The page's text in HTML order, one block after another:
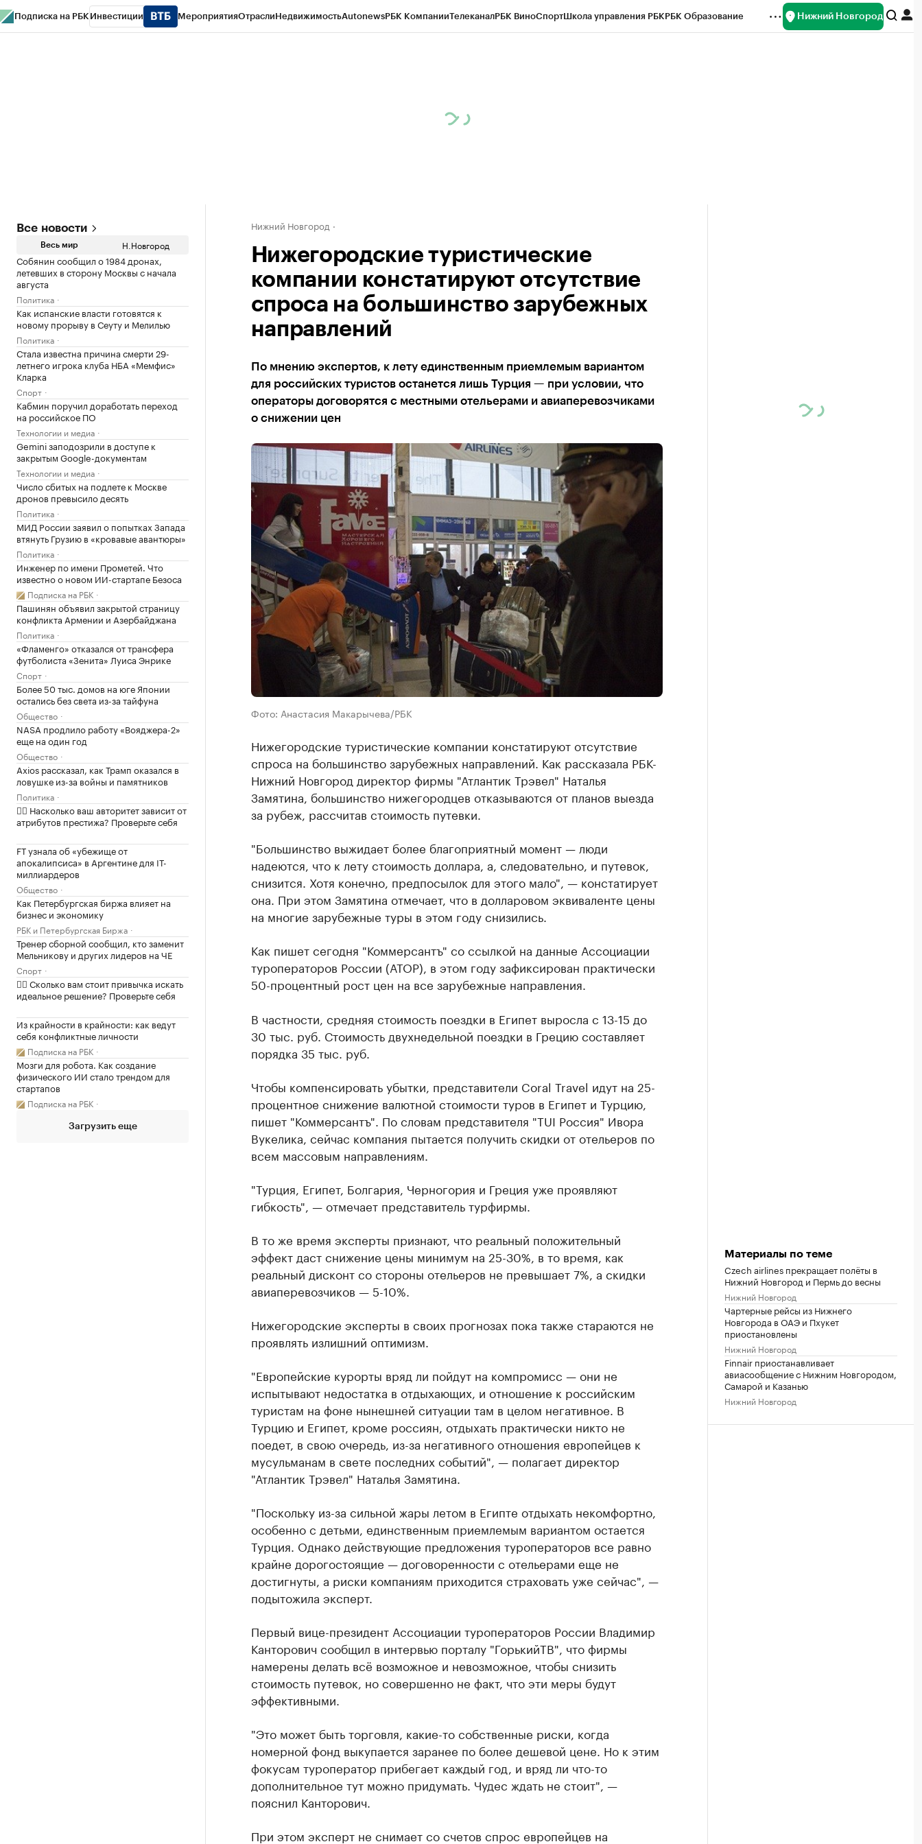
Подписка на РБК Инвестиции МероприятияОтраслиНедвижимостьAutonewsРБК КомпанииТелеканалРБК ВиноСпортШкола управления РБКРБК Образование Нижний Новгород
Все новости
Весь мир Н.Новгород
Собянин сообщил о 1984 дронах,
летевших в сторону Москвы с начала
августа
Политика
Как испанские власти готовятся к
новому прорыву в Сеуту и Мелилью
Политика
Стала известна причина смерти 29-
летнего игрока клуба НБА «Мемфис»
Кларка
Спорт
Кабмин поручил доработать переход
на российское ПО
Технологии и медиа
Gemini заподозрили в доступе к
закрытым Google-документам
Технологии и медиа
Число сбитых на подлете к Москве
дронов превысило десять
Политика
МИД России заявил о попытках Запада
втянуть Грузию в «кровавые авантюры»
Политика
Инженер по имени Прометей. Что
известно о новом ИИ-стартапе Безоса
Подписка на РБК
Пашинян объявил закрытой страницу
конфликта Армении и Азербайджана
Политика
«Фламенго» отказался от трансфера
футболиста «Зенита» Луиса Энрике
Спорт
Более 50 тыс. домов на юге Японии
остались без света из-за тайфуна
Общество
NASA продлило работу «Вояджера-2»
еще на один год
Общество
Axios рассказал, как Трамп оказался в
ловушке из-за войны и памятников
Политика
✍🏻 Насколько ваш авторитет зависит от
атрибутов престижа? Проверьте себя
FT узнала об «убежище от
апокалипсиса» в Аргентине для IT-
миллиардеров
Общество
Как Петербургская биржа влияет на
бизнес и экономику
РБК и Петербургская Биржа
Тренер сборной сообщил, кто заменит
Мельникову и других лидеров на ЧЕ
Спорт
✍🏻 Сколько вам стоит привычка искать
идеальное решение? Проверьте себя
Из крайности в крайности: как ведут
себя конфликтные личности
Подписка на РБК
Мозги для робота. Как создание
физического ИИ стало трендом для
стартапов
Подписка на РБК
Загрузить еще
Нижний Новгород
Нижегородские туристические
компании констатируют отсутствие
спроса на большинство зарубежных
направлений
По мнению экспертов, к лету единственным приемлемым вариантом
для российских туристов останется лишь Турция — при условии, что
операторы договорятся с местными отельерами и авиаперевозчиками
о снижении цен
Фото: Анастасия Макарычева/РБК
Нижегородские туристические компании констатируют отсутствие
спроса на большинство зарубежных направлений. Как рассказала РБК-
Нижний Новгород директор фирмы "Атлантик Трэвел" Наталья
Замятина, большинство нижегородцев отказываются от планов выезда
за рубеж, рассчитав стоимость путевки.
"Большинство выжидает более благоприятный момент — люди
надеются, что к лету стоимость доллара, а, следовательно, и путевок,
снизится. Хотя конечно, предпосылок для этого мало", — констатирует
она. При этом Замятина отмечает, что в долларовом эквиваленте цены
на многие зарубежные туры в этом году снизились.
Как пишет сегодня "Коммерсантъ" со ссылкой на данные Ассоциации
туроператоров России (АТОР), в этом году зафиксирован практически
50-процентный рост цен на все зарубежные направления.
В частности, средняя стоимость поездки в Египет выросла с 13-15 до
30 тыс. руб. Стоимость двухнедельной поездки в Грецию составляет
порядка 35 тыс. руб.
Чтобы компенсировать убытки, представители Coral Travel идут на 25-
процентное снижение валютной стоимости туров в Египет и Турцию,
пишет "Коммерсантъ". По словам представителя "TUI Россия" Ивора
Вукелика, сейчас компания пытается получить скидки от отельеров по
всем массовым направлениям.
"Турция, Египет, Болгария, Черногория и Греция уже проявляют
гибкость", — отмечает представитель турфирмы.
В то же время эксперты признают, что реальный положительный
эффект даст снижение цены минимум на 25-30%, в то время, как
реальный дисконт со стороны отельеров не превышает 7%, а скидки
авиаперевозчиков — 5-10%.
Нижегородские эксперты в своих прогнозах пока также стараются не
проявлять излишний оптимизм.
"Европейские курорты вряд ли пойдут на компромисс — они не
испытывают недостатка в отдыхающих, и отношение к российским
туристам на фоне нынешней ситуации там в целом негативное. В
Турцию и Египет, кроме россиян, отдыхать практически никто не
поедет, в свою очередь, из-за негативного отношения европейцев к
мусульманам в свете последних событий", — полагает директор
"Атлантик Трэвел" Наталья Замятина.
"Поскольку из-за сильной жары летом в Египте отдыхать некомфортно,
особенно с детьми, единственным приемлемым вариантом остается
Турция. Однако действующие предложения туроператоров все равно
крайне дорогостоящие — договоренности с отельерами еще не
достигнуты, а риски компаниям приходится страховать уже сейчас", —
подытожила эксперт.
Первый вице-президент Ассоциации туроператоров России Владимир
Канторович сообщил в интервью порталу "ГорькийТВ", что фирмы
намерены делать всё возможное и невозможное, чтобы снизить
стоимость путевок, но совершенно не факт, что эти меры будут
эффективными.
"Это может быть торговля, какие-то собственные риски, когда
номерной фонд выкупается заранее по более дешевой цене. Но к этим
фокусам туроператор прибегает каждый год, и вряд ли что-то
дополнительное тут можно придумать. Чудес ждать не стоит", —
пояснил Канторович.
При этом эксперт не снимает со счетов спрос европейцев на
Материалы по теме
Czech airlines прекращает полёты в
Нижний Новгород и Пермь до весны
Нижний Новгород
Чартерные рейсы из Нижнего
Новгорода в ОАЭ и Пхукет
приостановлены
Нижний Новгород
Finnair приостанавливает
авиасообщение с Нижним Новгородом,
Самарой и Казанью
Нижний Новгород